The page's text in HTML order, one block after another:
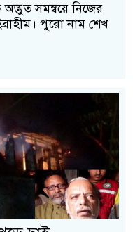
সমন্বয়ে নিজের
পুরো নাম শেখ